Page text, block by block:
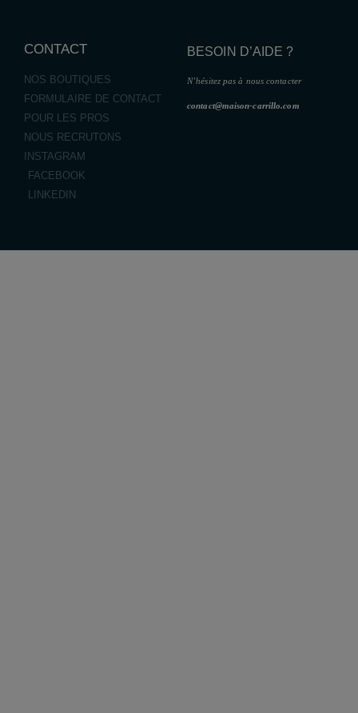
CONTACT
NOS BOUTIQUES
FORMULAIRE DE CONTACT
POUR LES PROS
NOUS RECRUTONS
INSTAGRAM
FACEBOOK
LINKEDIN
BESOIN D’AIDE ?
N’hésitez pas à nous contacter
contact@maison-carrillo.com